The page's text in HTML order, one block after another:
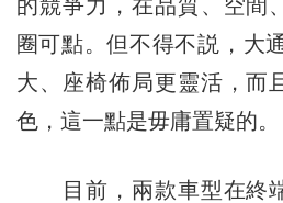
的競爭力，在品質、空間
圈可點。但不得不説，大
大、座椅佈局更靈活，而
色，這一點是毋庸置疑的。
目前，兩款車型在終